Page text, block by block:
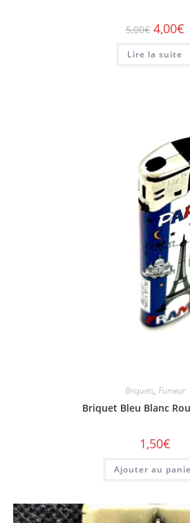
5,00€ 4,00€
Lire la suite
Briquets, Fumeur
Briquet Bleu Blanc
1,50€
Ajouter au